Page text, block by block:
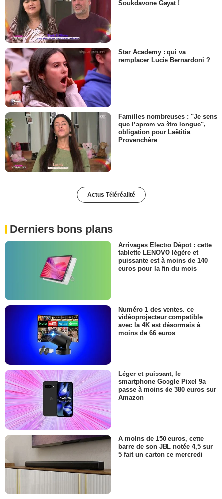
Soukdavone Gayat !
Star Academy : qui va
remplacer Lucie Bernardoni ?
Familles nombreuses : "Je sens
que l’aprem va être longue",
obligation pour Laëtitia
Provenchère
Actus Téléréalité
Derniers bons plans
Arrivages Electro Dépot : cette
tablette LENOVO légère et
puissante est à moins de 140
euros pour la fin du mois
Numéro 1 des ventes, ce
vidéoprojecteur compatible
avec la 4K est désormais à
moins de 66 euros
Léger et puissant, le
smartphone Google Pixel 9a
passe à moins de 380 euros sur
Amazon
A moins de 150 euros, cette
barre de son JBL notée 4,5 sur
5 fait un carton ce mercredi